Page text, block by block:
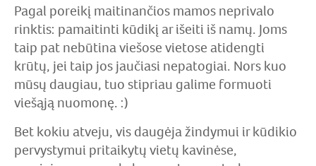
Pagal poreikį maitinančios mamos neprivalo
rinktis: pamaitinti kūdikį ar išeiti iš namų. Joms
taip pat nebūtina viešose vietose atidengti
krūtų, jei taip jos jaučiasi nepatogiai. Nors kuo
mūsų daugiau, tuo stipriau galime formuoti
viešąją nuomonę. :)
Bet kokiu atveju, vis daugėja žindymui ir kūdikio
pervystymui pritaikytų vietų kavinėse,